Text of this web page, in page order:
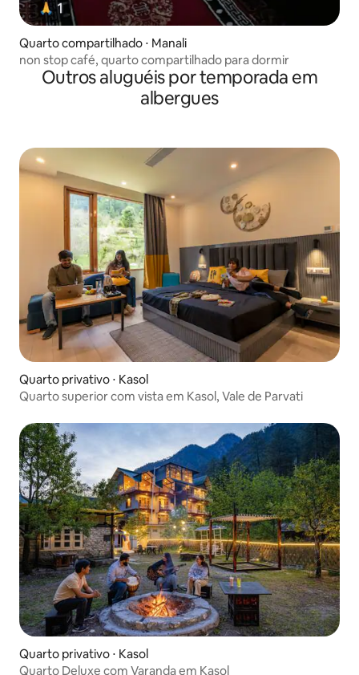
Quarto compartilhado ⋅ Manali
non stop café, quarto compartilhado para dormir
Outros aluguéis por temporada em
albergues
Quarto privativo ⋅ Kasol
Quarto superior com vista em Kasol, Vale de Parvati
Quarto privativo ⋅ Kasol
Quarto Deluxe com Varanda em Kasol